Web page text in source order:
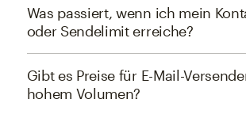
Was passiert, wenn ich mein
oder Sendelimit erreiche?
Gibt es Preise für E-Mail-
hohem Volumen?